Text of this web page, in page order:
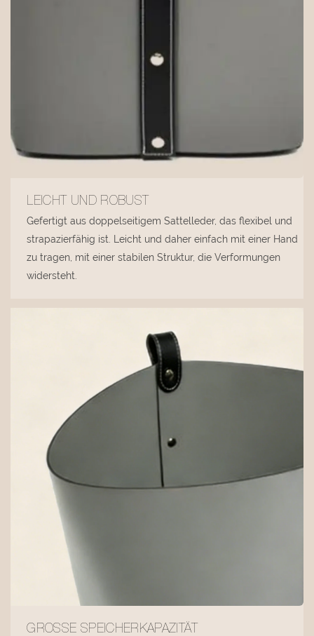
LEICHT UND ROBUST
Gefertigt aus doppelseitigem Sattelleder, das flexibel und
strapazierfähig ist. Leicht und daher einfach mit einer Hand
zu tragen, mit einer stabilen Struktur, die Verformungen
widersteht.
GROSSE SPEICHERKAPAZITÄT